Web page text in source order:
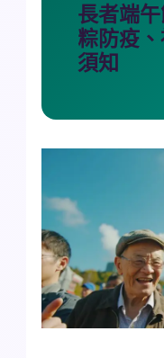
長者端
粽防疫
須知